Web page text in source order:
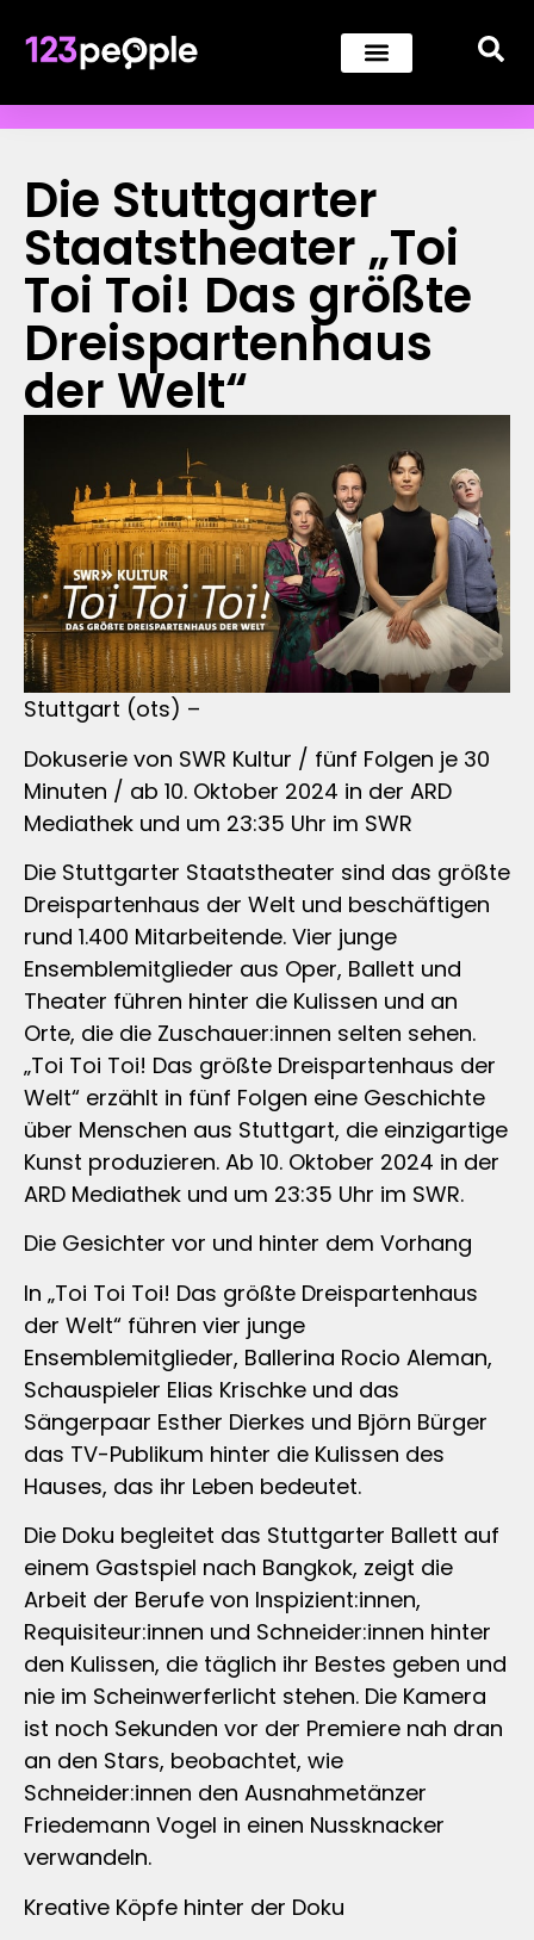
Die Stuttgarter
Staatstheater „Toi
Toi Toi! Das größte
Dreispartenhaus
der Welt“
Stuttgart (ots) –
Dokuserie von SWR Kultur / fünf Folgen je 30
Minuten / ab 10. Oktober 2024 in der ARD
Mediathek und um 23:35 Uhr im SWR
Die Stuttgarter Staatstheater sind das größte
Dreispartenhaus der Welt und beschäftigen
rund 1.400 Mitarbeitende. Vier junge
Ensemblemitglieder aus Oper, Ballett und
Theater führen hinter die Kulissen und an
Orte, die die Zuschauer:innen selten sehen.
„Toi Toi Toi! Das größte Dreispartenhaus der
Welt“ erzählt in fünf Folgen eine Geschichte
über Menschen aus Stuttgart, die einzigartige
Kunst produzieren. Ab 10. Oktober 2024 in der
ARD Mediathek und um 23:35 Uhr im SWR.
Die Gesichter vor und hinter dem Vorhang
In „Toi Toi Toi! Das größte Dreispartenhaus
der Welt“ führen vier junge
Ensemblemitglieder, Ballerina Rocio Aleman,
Schauspieler Elias Krischke und das
Sängerpaar Esther Dierkes und Björn Bürger
das TV-Publikum hinter die Kulissen des
Hauses, das ihr Leben bedeutet.
Die Doku begleitet das Stuttgarter Ballett auf
einem Gastspiel nach Bangkok, zeigt die
Arbeit der Berufe von Inspizient:innen,
Requisiteur:innen und Schneider:innen hinter
den Kulissen, die täglich ihr Bestes geben und
nie im Scheinwerferlicht stehen. Die Kamera
ist noch Sekunden vor der Premiere nah dran
an den Stars, beobachtet, wie
Schneider:innen den Ausnahmetänzer
Friedemann Vogel in einen Nussknacker
verwandeln.
Kreative Köpfe hinter der Doku